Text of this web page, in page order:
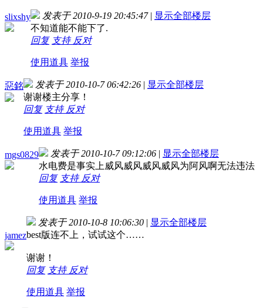
slixshy 发表于 2010-9-19 20:45:47 | 显示全部楼层
不知道能不能下了.
回复 支持 反对
使用道具 举报
惡銘 发表于 2010-10-7 06:42:26 | 显示全部楼层
谢谢楼主分享！
回复 支持 反对
使用道具 举报
mgs0829 发表于 2010-10-7 09:12:06 | 显示全部楼层
水电费是事实上威风威风威风威风为阿风啊无法违法
回复 支持 反对
使用道具 举报
jamez
发表于 2010-10-8 10:06:30 | 显示全部楼层
best版连不上，试试这个……
谢谢！
回复 支持 反对
使用道具 举报